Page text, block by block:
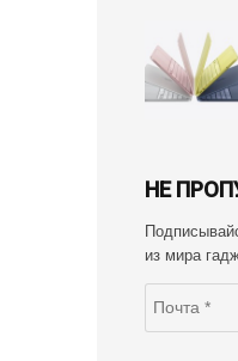
НЕ
из мира